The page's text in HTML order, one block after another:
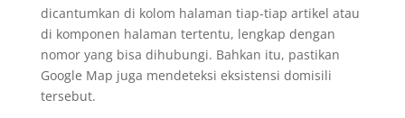
dicantumkan di kolom halaman tiap-tiap artikel atau
di komponen halaman tertentu, lengkap dengan
nomor yang bisa dihubungi. Bahkan itu, pastikan
Google Map juga mendeteksi eksistensi domisili
tersebut.